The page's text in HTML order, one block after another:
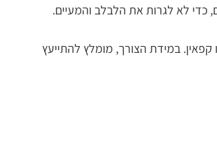
כדי לא לגרות את הלבלב והמעיים.
קפאין. במידת הצורך, מומלץ להתייעץ